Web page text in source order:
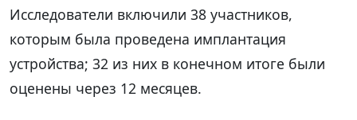
Исследователи включили 38 участников,
которым была проведена имплантация
устройства; 32 из них в конечном итоге были
оценены через 12 месяцев.